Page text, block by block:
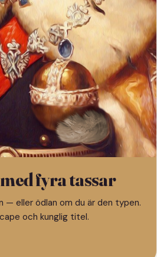
fyra tassar
— eller ödlan om du är den typen.
och kunglig titel.